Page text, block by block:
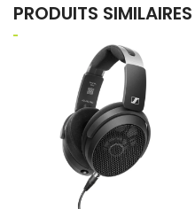
PRODUITS SIMILAIRES